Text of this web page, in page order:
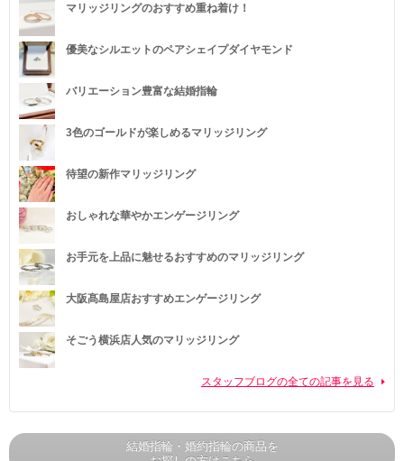
マリッジリングのおすすめ重ね着け！
優美なシルエットのペアシェイプダイヤモンド
バリエーション豊富な結婚指輪
3色のゴールドが楽しめるマリッジリング
待望の新作マリッジリング
おしゃれな華やかエンゲージリング
お手元を上品に魅せるおすすめのマリッジリング
大阪髙島屋店おすすめエンゲージリング
そごう横浜店人気のマリッジリング
スタッフブログの全ての記事を見る
結婚指輪・婚約指輪の商品を